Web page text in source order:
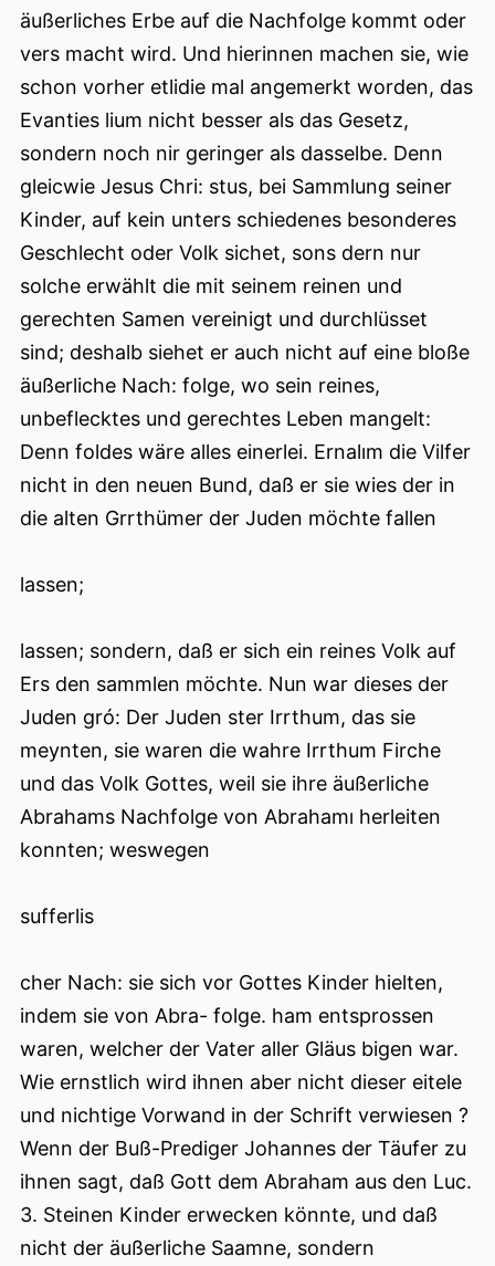
äußerliches Erbe auf die Nachfolge kommt oder
vers macht wird. Und hierinnen machen sie, wie
schon vorher etlidie mal angemerkt worden, das
Evanties lium nicht besser als das Gesetz,
sondern noch nir geringer als dasselbe. Denn
gleicwie Jesus Chri: stus, bei Sammlung seiner
Kinder, auf kein unters schiedenes besonderes
Geschlecht oder Volk sichet, sons dern nur
solche erwählt die mit seinem reinen und
gerechten Samen vereinigt und durchlüsset
sind; deshalb siehet er auch nicht auf eine bloße
äußerliche Nach: folge, wo sein reines,
unbeflecktes und gerechtes Leben mangelt:
Denn foldes wäre alles einerlei. Ernalım die Vilfer
nicht in den neuen Bund, daß er sie wies der in
die alten Grrthümer der Juden möchte fallen
lassen;
lassen; sondern, daß er sich ein reines Volk auf
Ers den sammlen möchte. Nun war dieses der
Juden gró: Der Juden ster Irrthum, das sie
meynten, sie waren die wahre Irrthum Firche
und das Volk Gottes, weil sie ihre äußerliche
Abrahams Nachfolge von Abrahamı herleiten
konnten; weswegen
sufferlis
cher Nach: sie sich vor Gottes Kinder hielten,
indem sie von Abra- folge. ham entsprossen
waren, welcher der Vater aller Gläus bigen war.
Wie ernstlich wird ihnen aber nicht dieser eitele
und nichtige Vorwand in der Schrift verwiesen ?
Wenn der Buß-Prediger Johannes der Täufer zu
ihnen sagt, daß Gott dem Abraham aus den Luc.
3. Steinen Kinder erwecken könnte, und daß
nicht der äußerliche Saamne, sondern